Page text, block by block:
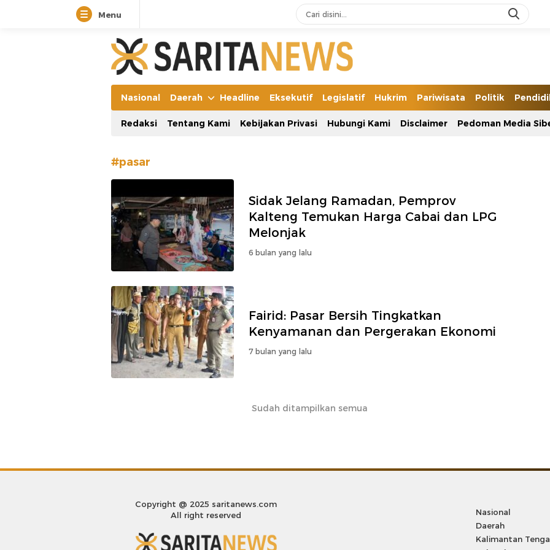
Menu
Manifestasi Arus Kebenaran
Nasional Daerah Headline Eksekutif Legislatif Hukrim Pariwisata Politik
Redaksi Tentang Kami Kebijakan Privasi Hubungi Kami Disclaimer Pedoman Media
#pasar
Sidak Jelang Ramadan, Pemprov
Kalteng Temukan Harga Cabai dan LPG
Melonjak
6 bulan yang lalu
Fairid: Pasar Bersih Tingkatkan
Kenyamanan dan Pergerakan Ekonomi
7 bulan yang lalu
Sudah ditampilkan semua
Copyright @ 2025 saritanews.com
All right reserved
Nasional
Daerah
Kalimantan